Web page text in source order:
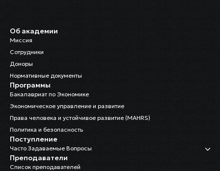
Об академии
Миссия
Сотрудники
Доноры
Нормативные документы
Программы
Бакалавриат по Экономике
Экономическое управление и развитие
Права человека и устойчивое развитие (MAHRS)
Политика и безопасность
Поступление
Часто Задаваемые Вопросы
Преподаватели
Список преподавателей